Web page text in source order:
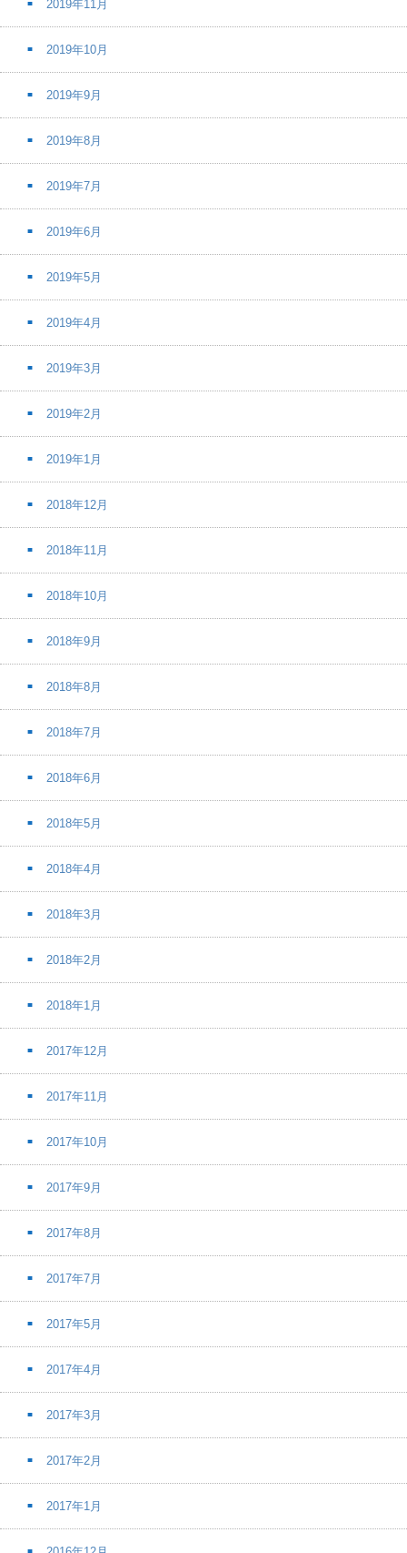
2019年11月
2019年10月
2019年9月
2019年8月
2019年7月
2019年6月
2019年5月
2019年4月
2019年3月
2019年2月
2019年1月
2018年12月
2018年11月
2018年10月
2018年9月
2018年8月
2018年7月
2018年6月
2018年5月
2018年4月
2018年3月
2018年2月
2018年1月
2017年12月
2017年11月
2017年10月
2017年9月
2017年8月
2017年7月
2017年5月
2017年4月
2017年3月
2017年2月
2017年1月